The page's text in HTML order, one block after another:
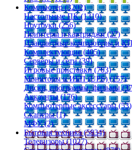
Компьютер (3202)
Настольные ПК (1310)
Ноутбуки (256)
Принтеры и картриджи (27)
Планшетные компьютеры и
Комплектующие (405)
Серверы и сети (39)
Игровые приставки (703)
Мониторы и ИБП (UPS) (157)
Диски, программы, фильмы
Аккаунты (176)
Компьютерные аксессуары (53)
Сканеры (1)
МФУ (2)
Бытовая техника (5834)
Телевизоры (1027)